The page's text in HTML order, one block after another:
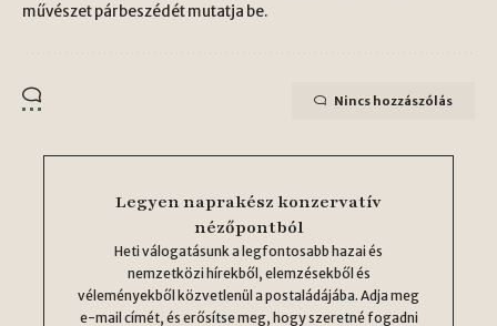
művészet párbeszédét mutatja be.
Nincs hozzászólás
Legyen naprakész konzervatív
nézőpontból
Heti válogatásunk a legfontosabb hazai és
nemzetközi hírekből, elemzésekből és
véleményekből közvetlenül a postaládájába. Adja meg
e-mail címét, és erősítse meg, hogy szeretné fogadni